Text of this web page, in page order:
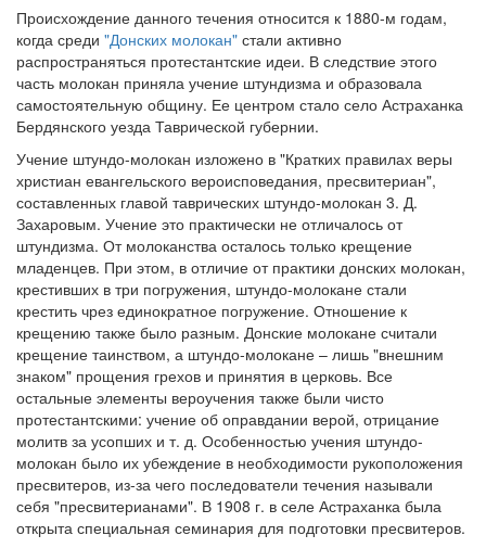
Обратная связь
mail@apologia.ru
Отправить сообщение
Происхождение данного течения относится к 1880-м годам,
когда среди "Донских молокан" стали активно
распространяться протестантские идеи. В следствие этого
часть молокан приняла учение штундизма и образовала
самостоятельную общину. Ее центром стало село Астраханка
Бердянского уезда Таврической губернии.
Учение штундо-молокан изложено в "Кратких правилах веры
христиан евангельского вероисповедания, пресвитериан",
составленных главой таврических штундо-молокан 3. Д.
Захаровым. Учение это практически не отличалось от
штундизма. От молоканства осталось только крещение
младенцев. При этом, в отличие от практики донских молокан,
крестивших в три погружения, штундо-молокане стали
крестить чрез единократное погружение. Отношение к
крещению также было разным. Донские молокане считали
крещение таинством, а штундо-молокане – лишь "внешним
знаком" прощения грехов и принятия в церковь. Все
остальные элементы вероучения также были чисто
протестантскими: учение об оправдании верой, отрицание
молитв за усопших и т. д. Особенностью учения штундо-
молокан было их убеждение в необходимости рукоположения
пресвитеров, из-за чего последователи течения называли
себя "пресвитерианами". В 1908 г. в селе Астраханка была
открыта специальная семинария для подготовки пресвитеров.